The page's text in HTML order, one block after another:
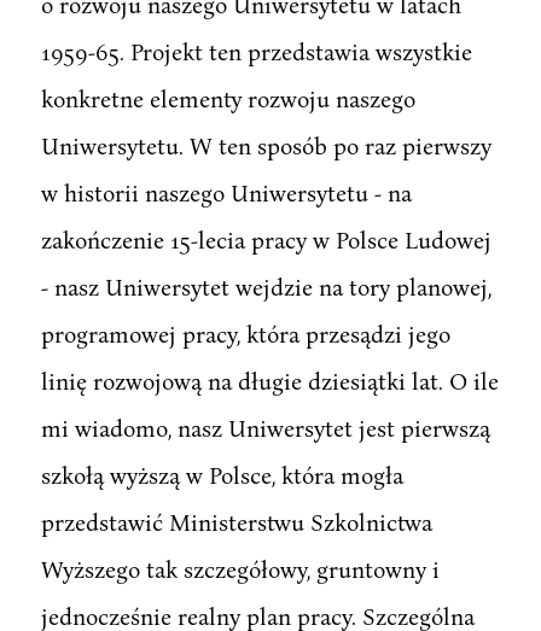
1959-65. Projekt ten przedstawia wszystkie
konkretne elementy rozwoju naszego
Uniwersytetu. W ten sposób po raz pierwszy
w historii naszego Uniwersytetu - na
zakończenie 15-lecia pracy w Polsce Ludowej
- nasz Uniwersytet wejdzie na tory planowej,
programowej pracy, która przesądzi jego
linię rozwojową na długie dziesiątki lat. O ile
mi wiadomo, nasz Uniwersytet jest pierwszą
szkołą wyższą w Polsce, która mogła
przedstawić Ministerstwu Szkolnictwa
Wyższego tak szczegółowy, gruntowny i
jednocześnie realny plan pracy. Szczególna